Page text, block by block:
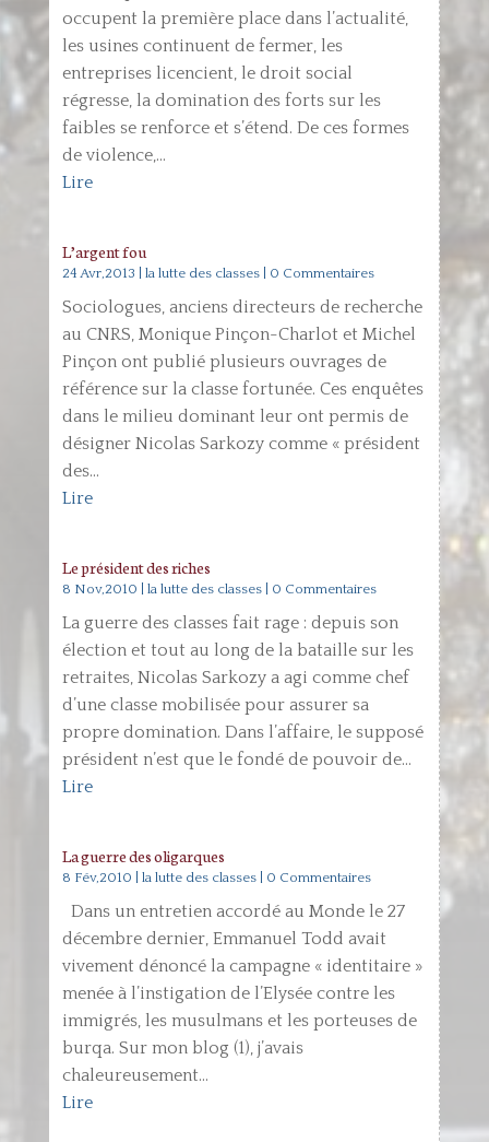
occupent la première place dans l’actualité,
les usines continuent de fermer, les
entreprises licencient, le droit social
régresse, la domination des forts sur les
faibles se renforce et s’étend. De ces formes
de violence,...
Lire
L’argent fou
24 Avr,2013 la lutte des classes| 0 Commentaires
Sociologues, anciens directeurs de recherche
au CNRS, Monique Pinçon-Charlot et Michel
Pinçon ont publié plusieurs ouvrages de
référence sur la classe fortunée. Ces enquêtes
dans le milieu dominant leur ont permis de
désigner Nicolas Sarkozy comme « président
des...
Lire
Le président des riches
8 Nov,2010 la lutte des classes| 0 Commentaires
La guerre des classes fait rage : depuis son
élection et tout au long de la bataille sur les
retraites, Nicolas Sarkozy a agi comme chef
d’une classe mobilisée pour assurer sa
propre domination. Dans l’affaire, le supposé
président n’est que le fondé de pouvoir de...
Lire
La guerre des oligarques
8 Fév,2010 la lutte des classes| 0 Commentaires
Dans un entretien accordé au Monde le 27
décembre dernier, Emmanuel Todd avait
vivement dénoncé la campagne « identitaire »
menée à l’instigation de l’Elysée contre les
immigrés, les musulmans et les porteuses de
burqa. Sur mon blog (1), j’avais
chaleureusement...
Lire